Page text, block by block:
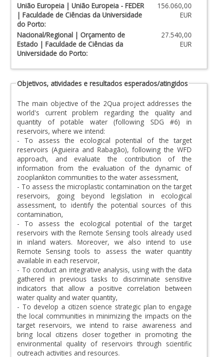
União Europeia | União Europeia - FEDER
| Faculdade de Ciências da Universidade
do Porto:
156.060,00
EUR
Nacional/Regional | Orçamento de
Estado | Faculdade de Ciências da
Universidade do Porto:
27.540,00
EUR
Objetivos, atividades e resultados esperados/atingidos
The main objective of the 2Qua project addresses the
world's current problem regarding the quality and
quantity of potable water (following SDG #6) in
reservoirs, where we intend:
- To assess the ecological potential of the target
reservoirs (Aguieira and Rabagão), following the WFD
approach, and evaluate the contribution of the
information from the evaluation of the dynamic of
zooplankton communities to the water assessment,
- To assess the microplastic contamination on the target
reservoirs, going beyond legislation in ecological
assessment, to identify the potential sources of this
contamination,
- To assess the ecological potential of the target
reservoirs with the Remote Sensing tools already used
in inland waters. Moreover, we also intend to use
Remote Sensing tools to assess the water quantity
available in each reservoir,
- To conduct an integrative analysis, using with the data
gathered in previous tasks to discriminate sensitive
indicators that allow a positive correlation between
water quality and water quantity,
- To develop a citizen science strategic plan to engage
the local communities in minimizing the impacts on the
target reservoirs, we intend to raise awareness and
bring local citizens closer together in promoting the
environmental quality of reservoirs through scientific
outreach activities and resources.